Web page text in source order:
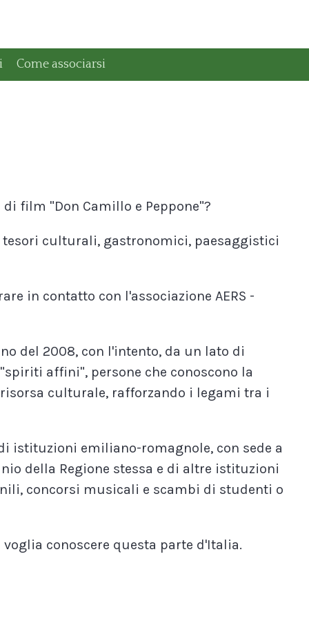
Come associarsi
film "Don Camillo e Peppone"?
culturali, gastronomici, paesaggistici
in contatto con l'associazione AERS -
del 2008, con l'intento, da un lato di
affini", persone che conoscono la
culturale, rafforzando i legami tra i
istituzioni emiliano-romagnole, con sede a
della Regione stessa e di altre istituzioni
concorsi musicali e scambi di studenti o
conoscere questa parte d'Italia.